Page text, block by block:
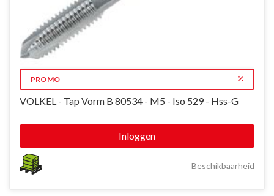
PROMO
VOLKEL - Tap Vorm B 80534 - M5 - Iso 529 - Hss-G
Inloggen
Beschikbaarheid